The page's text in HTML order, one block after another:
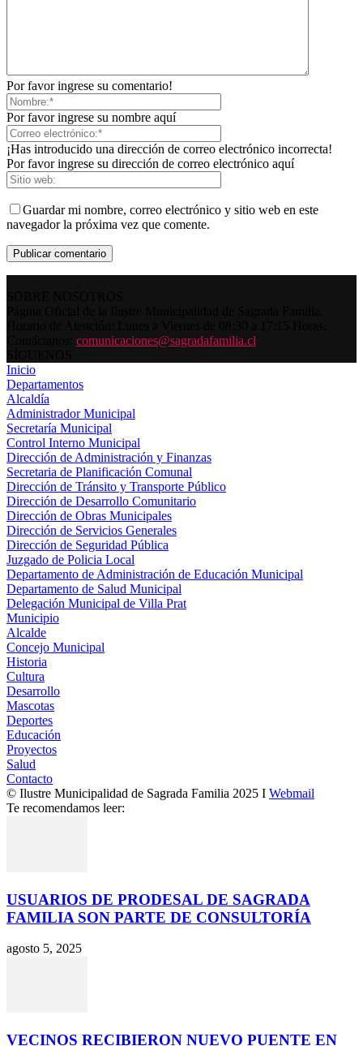
Por favor ingrese su comentario!
Por favor ingrese su nombre aquí
¡Has introducido una dirección de correo electrónico incorrecta!
Por favor ingrese su dirección de correo electrónico aquí
Guardar mi nombre, correo electrónico y sitio web en este
navegador la próxima vez que comente.
comunicaciones@sagradafamilia.cl
Inicio
Departamentos
Alcaldía
Administrador Municipal
Secretaría Municipal
Control Interno Municipal
Dirección de Administración y Finanzas
Secretaria de Planificación Comunal
Dirección de Tránsito y Transporte Público
Dirección de Desarrollo Comunitario
Dirección de Obras Municipales
Dirección de Servicios Generales
Dirección de Seguridad Pública
Juzgado de Policia Local
Departamento de Administración de Educación Municipal
Departamento de Salud Municipal
Delegación Municipal de Villa Prat
Municipio
Alcalde
Concejo Municipal
Historia
Cultura
Desarrollo
Mascotas
Deportes
Educación
Proyectos
Salud
Contacto
© Ilustre Municipalidad de Sagrada Familia 2025 I Webmail
Te recomendamos leer:
USUARIOS DE PRODESAL DE SAGRADA
FAMILIA SON PARTE DE CONSULTORÍA
agosto 5, 2025
VECINOS RECIBIERON NUEVO PUENTE EN